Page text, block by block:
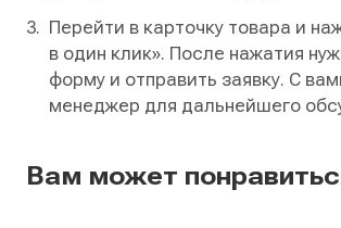
Перейти в карточку товара и
в один клик». После нажатия
форму и отправить заявку. С
менеджер для дальнейшего
Вам может